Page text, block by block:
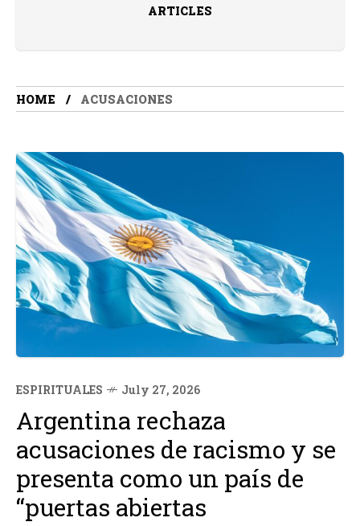
ARTICLES
HOME ACUSACIONES
ESPIRITUALES July 27, 2026
Argentina rechaza
acusaciones de racismo y se
presenta como un país de
“puertas abiertas